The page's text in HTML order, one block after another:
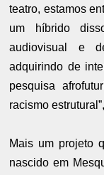
teatro, estamos
um híbrido
audiovisual e
adquirindo de
pesquisa
racismo
Mais um projeto
nascido em